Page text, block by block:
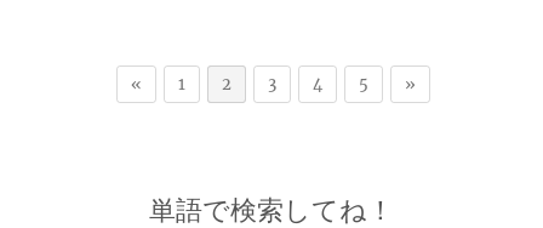
« 1 2 3 4 5 »
単語で検索してね！